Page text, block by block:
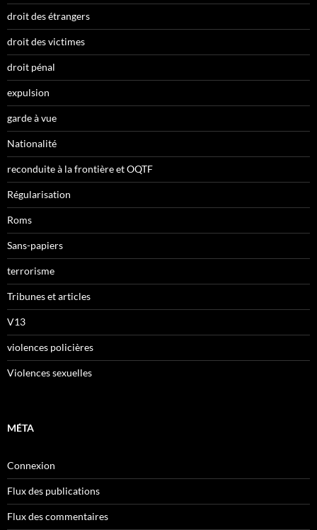
droit des étrangers
droit des victimes
droit pénal
expulsion
garde à vue
Nationalité
reconduite à la frontière et OQTF
Régularisation
Roms
Sans-papiers
terrorisme
Tribunes et articles
V13
violences policières
Violences sexuelles
MÉTA
Connexion
Flux des publications
Flux des commentaires